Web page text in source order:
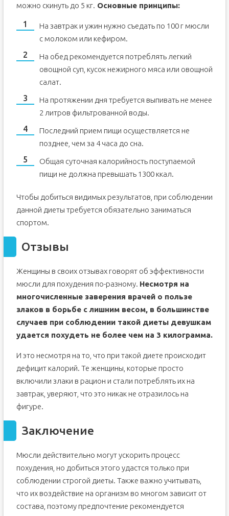
можно скинуть до 5 кг. Основные принципы:
На завтрак и ужин нужно съедать по 100 г мюсли
с молоком или кефиром.
На обед рекомендуется потреблять легкий
овощной суп, кусок нежирного мяса или овощной
салат.
На протяжении дня требуется выпивать не менее
2 литров фильтрованной воды.
Последний прием пищи осуществляется не
позднее, чем за 4 часа до сна.
Общая суточная калорийность поступаемой
пищи не должна превышать 1300 ккал.
Чтобы добиться видимых результатов, при соблюдении
данной диеты требуется обязательно заниматься
спортом.
Отзывы
Женщины в своих отзывах говорят об эффективности
мюсли для похудения по-разному. Несмотря на
многочисленные заверения врачей о пользе
злаков в борьбе с лишним весом, в большинстве
случаев при соблюдении такой диеты девушкам
удается похудеть не более чем на 3 килограмма.
И это несмотря на то, что при такой диете происходит
дефицит калорий. Те женщины, которые просто
включили злаки в рацион и стали потреблять их на
завтрак, уверяют, что это никак не отразилось на
фигуре.
Заключение
Мюсли действительно могут ускорить процесс
похудения, но добиться этого удастся только при
соблюдении строгой диеты. Также важно учитывать,
что их воздействие на организм во многом зависит от
состава, поэтому предпочтение рекомендуется